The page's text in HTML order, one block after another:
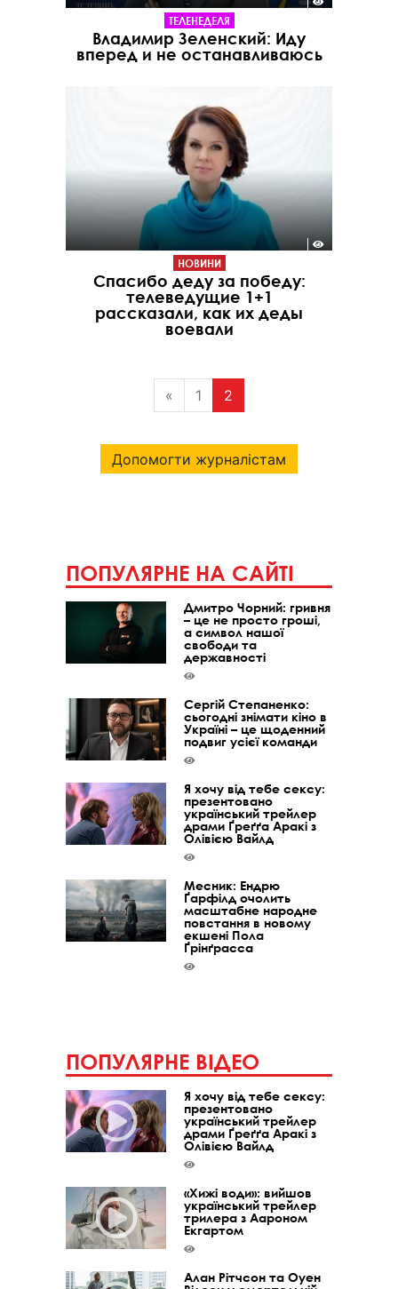
ТЕЛЕНЕДЕЛЯ
Владимир Зеленский: Иду
вперед и не останавливаюсь
НОВИНИ
Спасибо деду за победу:
телеведущие 1+1
рассказали, как их деды
воевали
« 1 2
Допомогти журналістам
ПОПУЛЯРНЕ НА САЙТІ
Дмитро Чорний: гривня
– це не просто гроші,
а символ нашої
свободи та
державності
Сергій Степаненко:
сьогодні знімати кіно в
Україні – це щоденний
подвиг усієї команди
Я хочу від тебе сексу:
презентовано
український трейлер
драми Ґреґґа Аракі з
Олівією Вайлд
Месник: Ендрю
Ґарфілд очолить
масштабне народне
повстання в новому
екшені Пола
Ґрінґрасса
ПОПУЛЯРНЕ ВІДЕО
Я хочу від тебе сексу:
презентовано
український трейлер
драми Ґреґґа Аракі з
Олівією Вайлд
«Хижі води»: вийшов
український трейлер
трилера з Аароном
Екгартом
Алан Рітчсон та Оуен